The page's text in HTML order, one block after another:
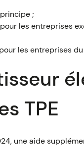
;
les entreprises
les entreprises
TPE
une aide